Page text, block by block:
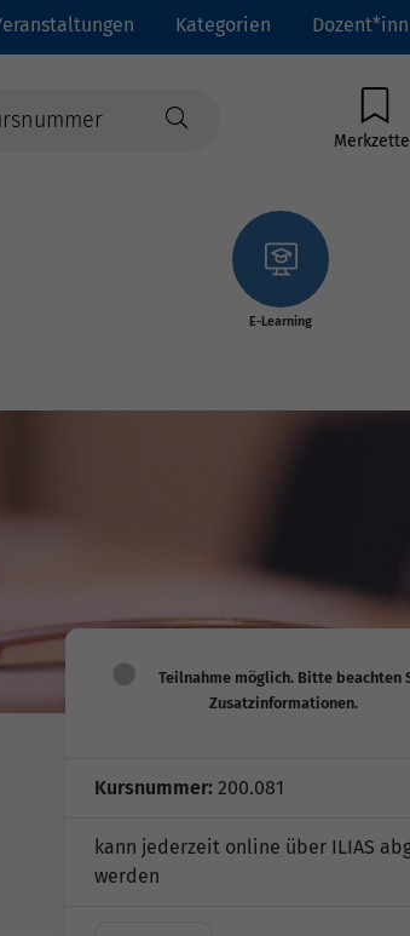
Kategorien
E-Learning
Kursnummer: 200.081
kann jederzeit online über ILIAS
werden